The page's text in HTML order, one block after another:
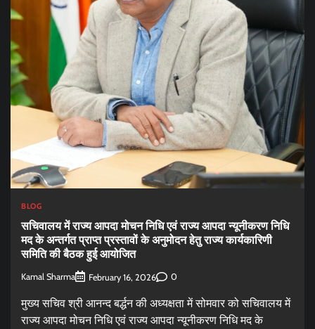
BLOG
सचिवालय में राज्य आपदा मोचन निधि एवं राज्य आपदा न्यूनीकरण निधि
मद के अन्तर्गत प्राप्त प्रस्तावों के अनुमोदन हेतु राज्य कार्यकारिणी
समिति की बैठक हुई आयोजित
Kamal Sharma February 16, 2026 0
मुख्य सचिव श्री आनन्द बर्द्धन की अध्यक्षता में सोमवार को सचिवालय में
राज्य आपदा मोचन निधि एवं राज्य आपदा न्यूनीकरण निधि मद के